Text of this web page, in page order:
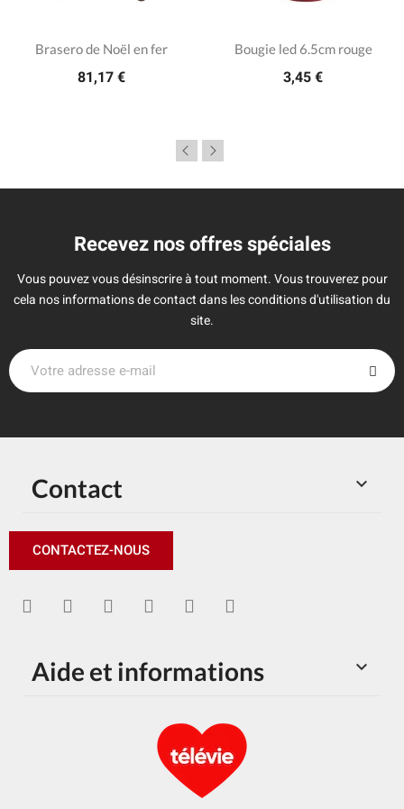
Brasero de Noël en fer
81,17 €
Bougie led 6.5cm rouge
3,45 €
Recevez nos offres spéciales
Vous pouvez vous désinscrire à tout moment. Vous trouverez pour
cela nos informations de contact dans les conditions d'utilisation du
site.

Contact
CONTACTEZ-NOUS

Aide et informations